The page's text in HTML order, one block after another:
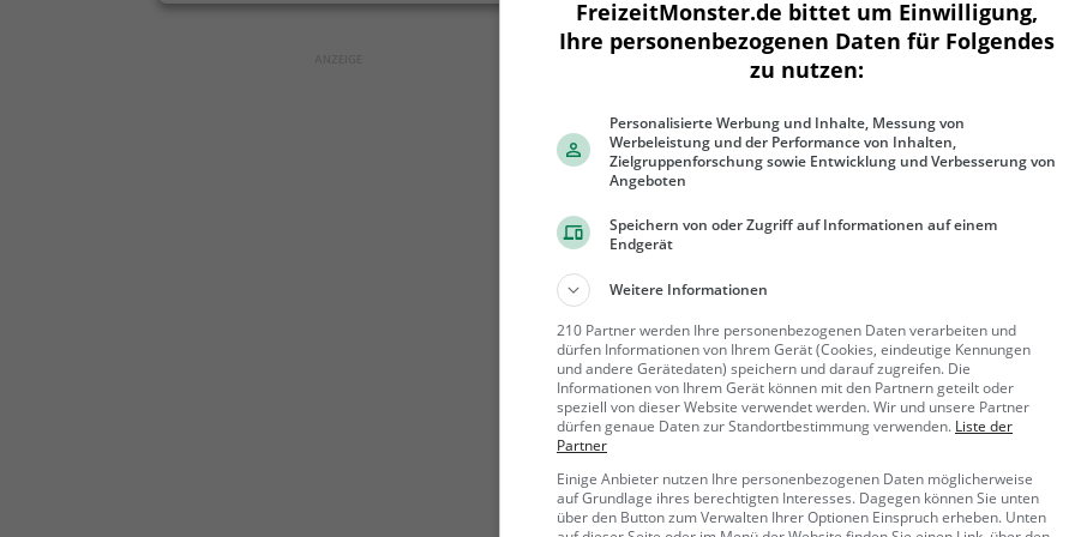
Ähnliche Aktivitäten wieDINamare
Dinslaken
Action &
Abenteuer, F
amilie & Kind
Tenderingssee
See in Hünxe
Hünxe
Familie &
FreizeitMonster.de bittet um Einwilligung,
Ihre personenbezogenen Daten für Folgendes
zu nutzen:
Personalisierte Werbung und Inhalte, Messung von
Werbeleistung und der Performance von Inhalten,
Zielgruppenforschung sowie Entwicklung und Verbesserung von
Angeboten
Speichern von oder Zugriff auf Informationen auf einem
Endgerät
Weitere Informationen
210 Partner werden Ihre personenbezogenen Daten verarbeiten und
dürfen Informationen von Ihrem Gerät (Cookies, eindeutige Kennungen
und andere Gerätedaten) speichern und darauf zugreifen. Die
Informationen von Ihrem Gerät können mit den Partnern geteilt oder
speziell von dieser Website verwendet werden. Wir und unsere Partner
dürfen genaue Daten zur Standortbestimmung verwenden. Liste der
Partner
Einige Anbieter nutzen Ihre personenbezogenen Daten möglicherweise
auf Grundlage ihres berechtigten Interesses. Dagegen können Sie unten
über den Button zum Verwalten Ihrer Optionen Einspruch erheben. Unten